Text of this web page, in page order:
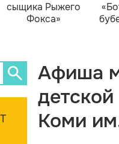
сыщика Рыжего
Фокса»
Афиша
Коми